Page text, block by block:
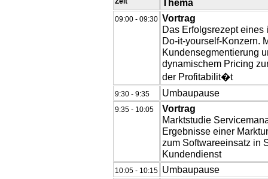
Thema
09:00 - 09:30 Vortrag
Das Erfolgsrezept eines
Do-it-yourself-Konzern.
Kundensegmentierung
dynamischem Pricing
der Profitabilit�t
9:30 - 9:35 Umbaupause
9:35 - 10:05
Vortrag
Marktstudie
Ergebnisse einer
zum Softwareeinsatz in
Kundendienst
10:05 - 10:15 Umbaupause